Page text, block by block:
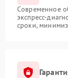
Современное
экспресс-
сроки,